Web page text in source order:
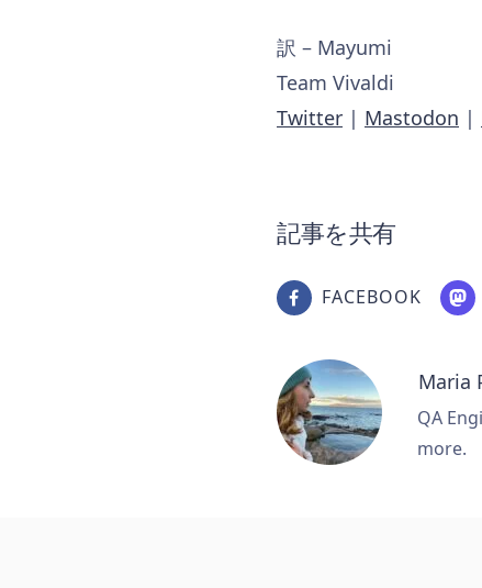
訳 – Mayumi
Team Vivaldi
Twitter | Mastodon |
記事を共有
FACEBOOK
Maria
QA
more.